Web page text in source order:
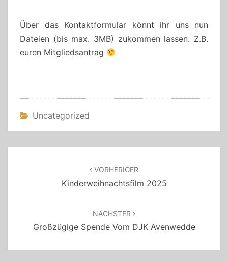
Über das Kontaktformular könnt ihr uns nun
Dateien (bis max. 3MB) zukommen lassen. Z.B.
euren Mitgliedsantrag
Uncategorized
VORHERIGER
Kinderweihnachtsfilm 2025
NÄCHSTER
Großzügige Spende Vom DJK Avenwedde